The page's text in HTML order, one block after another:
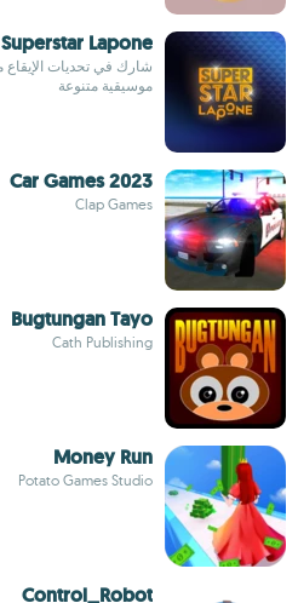
Superstar Lapone
موسيقية متنوعة
Car Games 2023
Clap Games
Bugtungan Tayo
Cath Publishing
Money Run
Potato Games Studio
Control_Robot